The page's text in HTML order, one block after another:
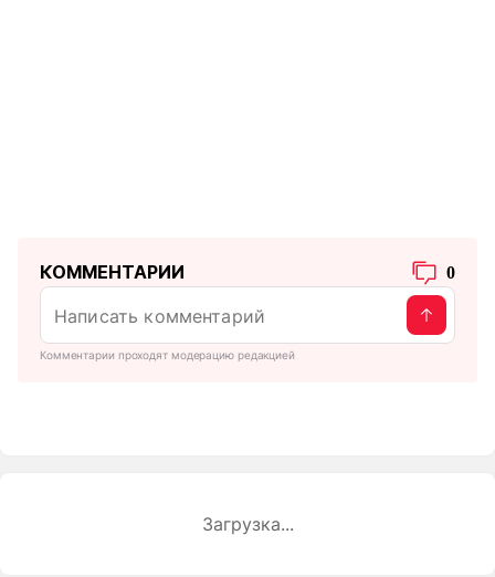
КОММЕНТАРИИ 0
Комментарии проходят модерацию редакцией
Загрузка...